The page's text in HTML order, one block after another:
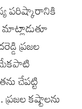
పరిష్కారానికి
ప్రజల
మేకపాటి
చేపట్టి
కష్టాలను